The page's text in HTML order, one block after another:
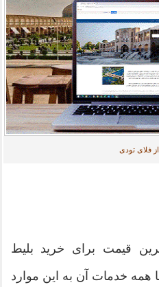
فلای تودی
قیمت برای خرید بلیط
همه خدمات آن به این موارد